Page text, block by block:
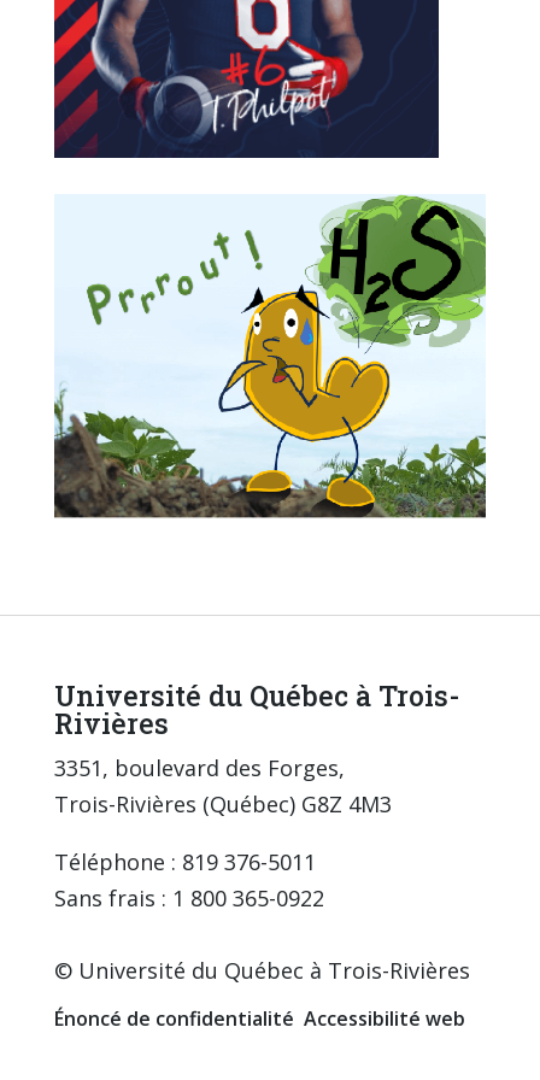
Université du Québec à Trois-
Rivières
3351, boulevard des Forges,
Trois-Rivières (Québec) G8Z 4M3
Téléphone : 819 376-5011
Sans frais : 1 800 365-0922
© Université du Québec à Trois-Rivières
Énoncé de confidentialité Accessibilité web